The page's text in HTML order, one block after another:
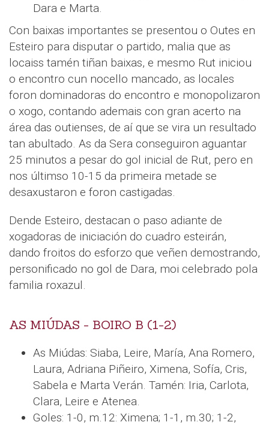
Dara e Marta.
Con baixas importantes se presentou o Outes en
Esteiro para disputar o partido, malia que as
locaiss tamén tiñan baixas, e mesmo Rut iniciou
o encontro cun nocello mancado, as locales
foron dominadoras do encontro e monopolizaron
o xogo, contando ademais con gran acerto na
área das outienses, de aí que se vira un resultado
tan abultado. As da Sera conseguiron aguantar
25 minutos a pesar do gol inicial de Rut, pero en
nos últimso 10-15 da primeira metade se
desaxustaron e foron castigadas.
Dende Esteiro, destacan o paso adiante de
xogadoras de iniciación do cuadro esteirán,
dando froitos do esforzo que veñen demostrando,
personificado no gol de Dara, moi celebrado pola
familia roxazul.
AS MIÚDAS - BOIRO B (1-2)
As Miúdas: Siaba, Leire, María, Ana Romero,
Laura, Adriana Piñeiro, Ximena, Sofía, Cris,
Sabela e Marta Verán. Tamén: Iria, Carlota,
Clara, Leire e Atenea.
Goles: 1-0, m.12: Ximena; 1-1, m.30; 1-2,